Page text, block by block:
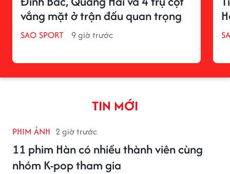
vắng mặt ở trận đấu quan trọng
SAO SPORT 9 giờ trước
TIN MỚI
PHIM ẢNH 2 giờ trước
11 phim Hàn có nhiều thành viên cùng
nhóm K-pop tham gia